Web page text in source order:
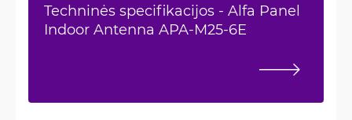
Techninės specifikacijos - Alfa Panel
Indoor Antenna APA-M25-6E